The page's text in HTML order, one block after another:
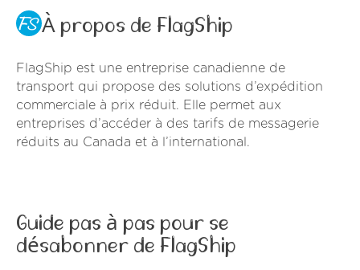
À propos de FlagShip
FlagShip est une entreprise canadienne de
transport qui propose des solutions d’expédition
commerciale à prix réduit. Elle permet aux
entreprises d’accéder à des tarifs de messagerie
réduits au Canada et à l’international.
Guide pas à pas pour se
désabonner de FlagShip